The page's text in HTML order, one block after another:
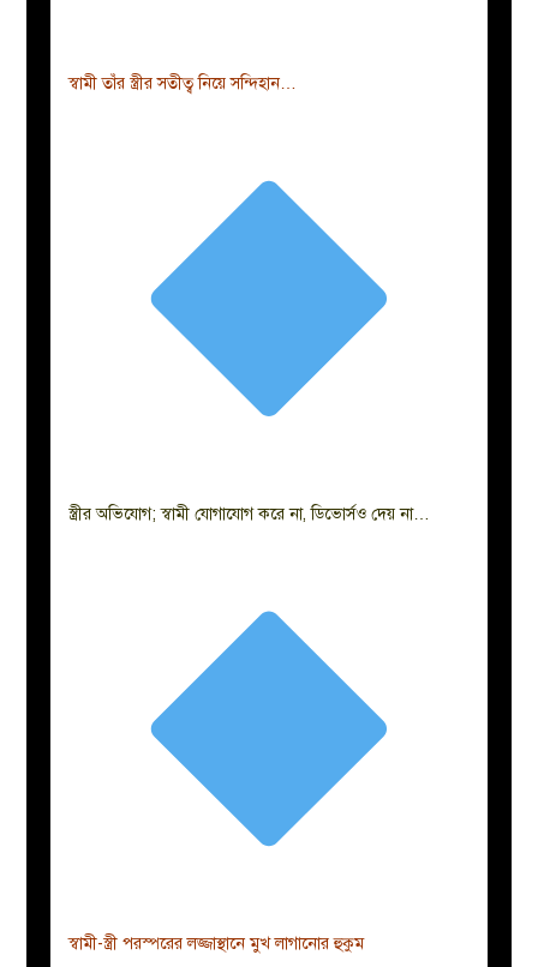
স্বামী তাঁর স্ত্রীর সতীত্ব নিয়ে সন্দিহান…
স্ত্রীর অভিযোগ; স্বামী যোগাযোগ করে না, ডিভোর্সও দেয় না…
স্বামী-স্ত্রী পরস্পরের লজ্জাস্থানে মুখ লাগানোর হুকুম